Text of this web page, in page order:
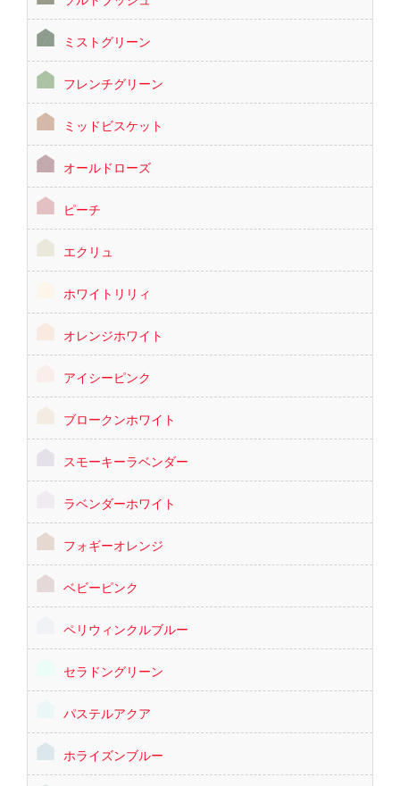
ミストグリーン
フレンチグリーン
ミッドビスケット
オールドローズ
ピーチ
エクリュ
ホワイトリリィ
オレンジホワイト
アイシーピンク
ブロークンホワイト
スモーキーラベンダー
ラベンダーホワイト
フォギーオレンジ
ベビーピンク
ペリウィンクルブルー
セラドングリーン
パステルアクア
ホライズンブルー